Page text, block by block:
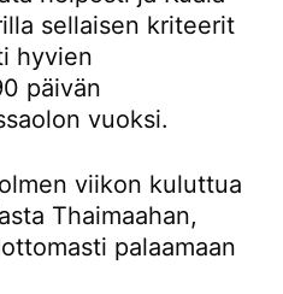
sellaisen kriteerit
hyvien
päivän
vuoksi.
viikon kuluttua
Thaimaahan,
palaamaan